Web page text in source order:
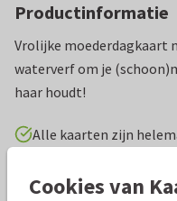
Productinformatie
Vrolijke moederdagkaart
waterverf om je
haar houdt!
Alle kaarten zijn
Moederdag kaarten
Cookies van